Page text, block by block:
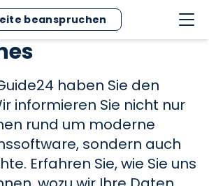
beanspruchen
haben Sie den
informieren Sie nicht nur
rund um moderne
sondern auch
Erfahren Sie, wie Sie uns